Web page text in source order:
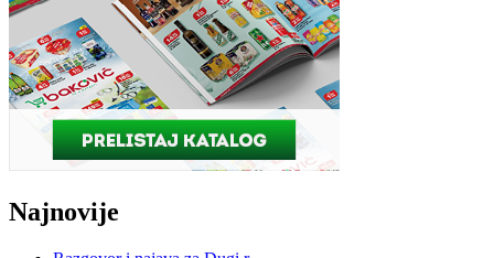
Najnovije